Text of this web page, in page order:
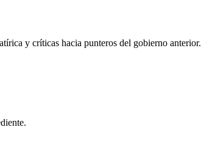
y críticas hacia punteros del gobierno anterior.